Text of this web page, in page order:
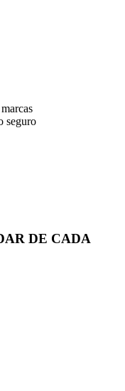
seguro
DE CADA